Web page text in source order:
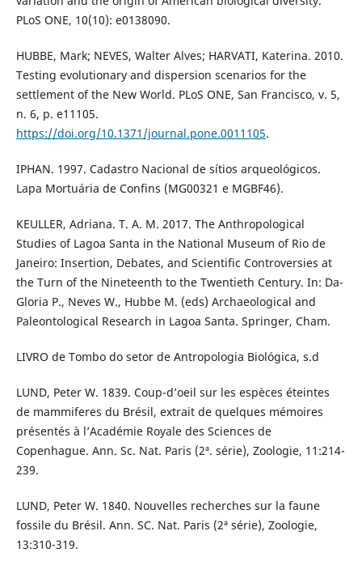
PLoS ONE, 10(10): e0138090.
HUBBE, Mark; NEVES, Walter Alves; HARVATI, Katerina. 2010.
Testing evolutionary and dispersion scenarios for the
settlement of the New World. PLoS ONE, San Francisco, v. 5,
n. 6, p. e11105.
https://doi.org/10.1371/journal.pone.0011105.
IPHAN. 1997. Cadastro Nacional de sítios arqueológicos.
Lapa Mortuária de Confins (MG00321 e MGBF46).
KEULLER, Adriana. T. A. M. 2017. The Anthropological
Studies of Lagoa Santa in the National Museum of Rio de
Janeiro: Insertion, Debates, and Scientific Controversies at
the Turn of the Nineteenth to the Twentieth Century. In: Da-
Gloria P., Neves W., Hubbe M. (eds) Archaeological and
Paleontological Research in Lagoa Santa. Springer, Cham.
LIVRO de Tombo do setor de Antropologia Biológica, s.d
LUND, Peter W. 1839. Coup-d’oeil sur les espèces éteintes
de mammiferes du Brésil, extrait de quelques mémoires
présentés à l’Académie Royale des Sciences de
Copenhague. Ann. Sc. Nat. Paris (2ª. série), Zoologie, 11:214-
239.
LUND, Peter W. 1840. Nouvelles recherches sur la faune
fossile du Brésil. Ann. SC. Nat. Paris (2ª série), Zoologie,
13:310-319.